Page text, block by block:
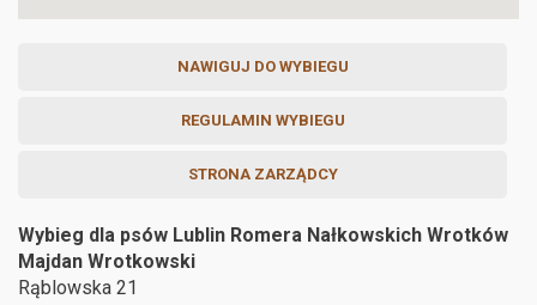
NAWIGUJ DO WYBIEGU
REGULAMIN WYBIEGU
STRONA ZARZĄDCY
Wybieg dla psów Lublin Romera Nałkowskich Wrotków
Majdan Wrotkowski
Rąblowska 21